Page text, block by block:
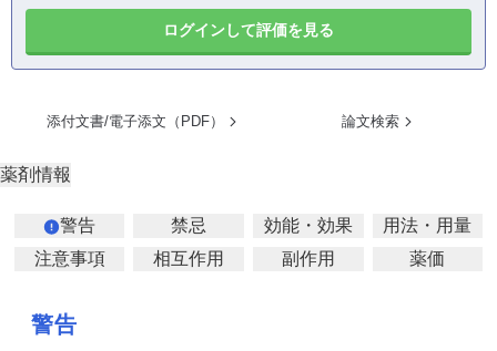
ログインして評価を見る
添付文書/電子添文（PDF） 論文検索
薬剤情報
警告 禁忌 効能・効果
用法・用量
注意事項
相互作用 副作用 薬価
警告